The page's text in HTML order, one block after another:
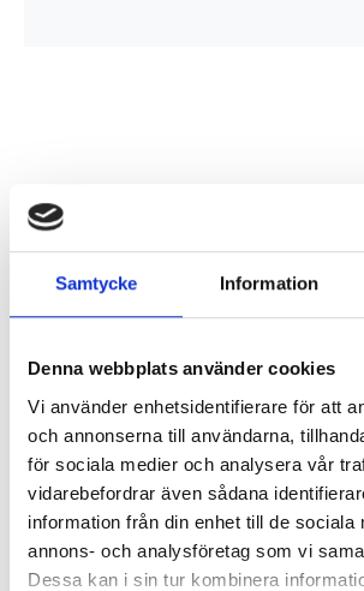
Samtycke Information
Denna webbplats använder cookies
Vi använder enhetsidentifierare för att
och annonserna till användarna,
för sociala medier och analysera vår
vidarebefordrar även sådana
information från din enhet till de sociala
annons- och analysföretag som vi
Dessa kan i sin tur kombinera